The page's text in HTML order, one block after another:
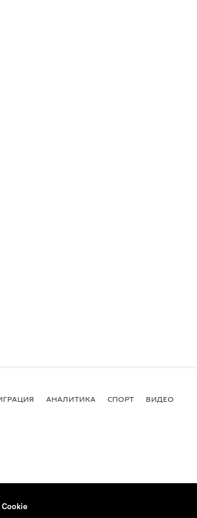
АНАЛИТИКА СПОРТ ВИДЕО